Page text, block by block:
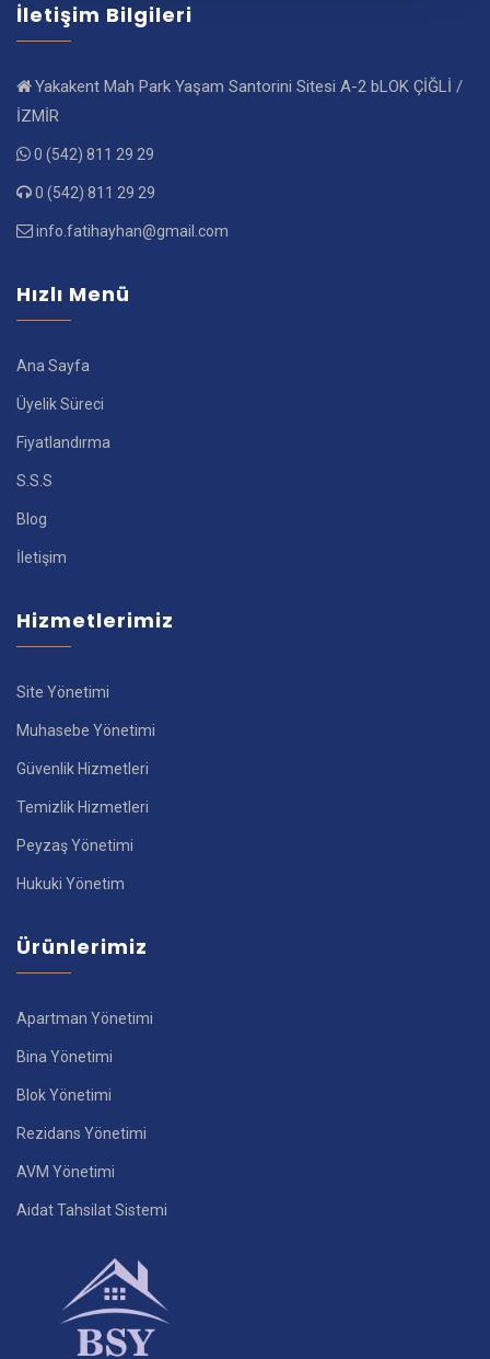
İletişim Bilgileri
Yakakent Mah Park Yaşam Santorini Sitesi A-2 bLOK ÇİĞLİ /
İZMİR
0 (542) 811 29 29
0 (542) 811 29 29
info.fatihayhan@gmail.com
Hızlı Menü
Ana Sayfa
Üyelik Süreci
Fiyatlandırma
S.S.S
Blog
İletişim
Hizmetlerimiz
Site Yönetimi
Muhasebe Yönetimi
Güvenlik Hizmetleri
Temizlik Hizmetleri
Peyzaş Yönetimi
Hukuki Yönetim
Ürünlerimiz
Apartman Yönetimi
Bina Yönetimi
Blok Yönetimi
Rezidans Yönetimi
AVM Yönetimi
Aidat Tahsilat Sistemi